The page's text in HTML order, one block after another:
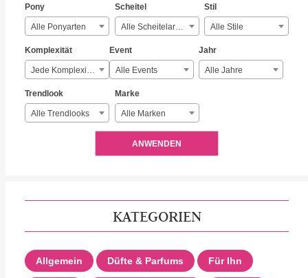
Pony
Alle Ponyarten
Scheitel
Alle Scheitelarten
Stil
Alle Stile
Komplexität Event
Alle Events
Jahr
Alle Jahre
Trendlook
Alle Trendlooks
Marke
Alle Marken
ANWENDEN
KATEGORIEN
Allgemein Düfte & Parfums Für Ihn